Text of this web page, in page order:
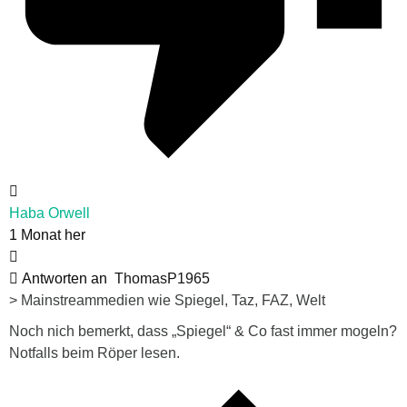
Haba Orwell
1 Monat her
Antworten an ThomasP1965
> Mainstreammedien wie Spiegel, Taz, FAZ, Welt
Noch nich bemerkt, dass „Spiegel“ & Co fast immer mogeln?
Notfalls beim Röper lesen.